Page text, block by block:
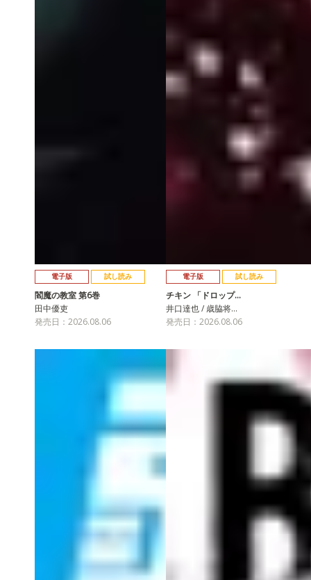
電子版 試し読み
閻魔の教室 第6巻
田中優吏
発売日：2026.08.06
電子版 試し読み
チキン 「ドロップ…
井口達也 / 歳脇将…
発売日：2026.08.06